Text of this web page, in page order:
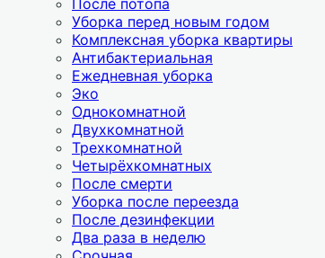
После потопа
Уборка перед новым годом
Комплексная уборка квартиры
Антибактериальная
Ежедневная уборка
Эко
Однокомнатной
Двухкомнатной
Трехкомнатной
Четырёхкомнатных
После смерти
Уборка после переезда
После дезинфекции
Два раза в неделю